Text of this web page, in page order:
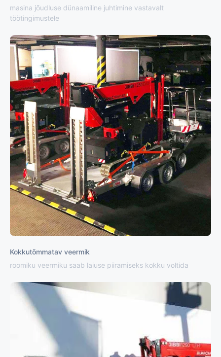
masina jõudluse dünaamiline juhtimine vastavalt
töötingimustele
Kokkutõmmatav veermik
roomiku veermiku saab laiuse piiramiseks kokku voltida